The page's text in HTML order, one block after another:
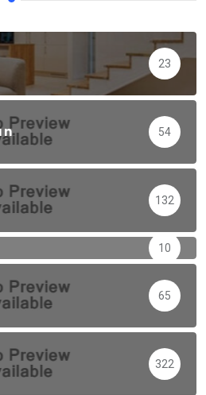
23
54
132
10
65
322